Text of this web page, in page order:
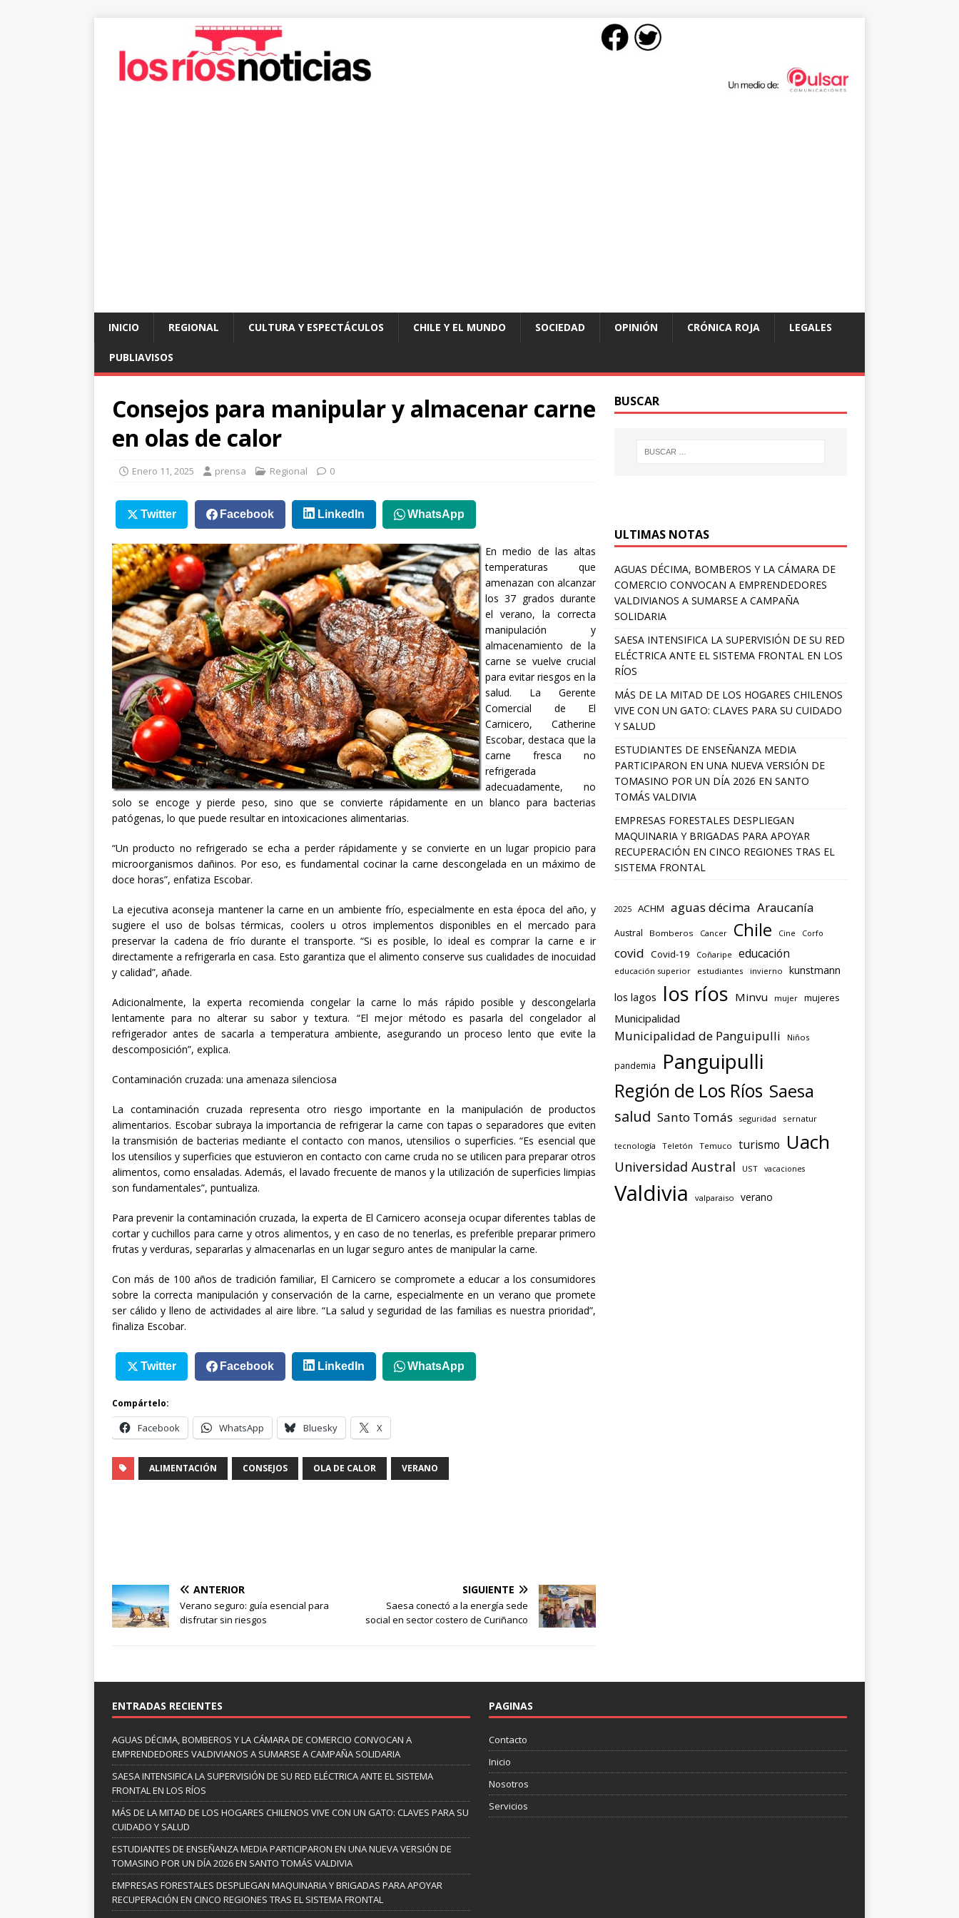
INICIO REGIONAL CULTURA Y ESPECTÁCULOS CHILE Y EL MUNDO SOCIEDAD OPINIÓN CRÓNICA ROJA LEGALES
PUBLIAVISOS
Consejos para manipular y almacenar carne
en olas de calor
Enero 11, 2025 prensa Regional 0
Twitter Facebook LinkedIn WhatsApp
En medio de las altas
temperaturas que
amenazan con alcanzar
los 37 grados durante
el verano, la correcta
manipulación y
almacenamiento de la
carne se vuelve crucial
para evitar riesgos en la
salud. La Gerente
Comercial de El
Carnicero, Catherine
Escobar, destaca que la
carne fresca no
refrigerada
adecuadamente, no
solo se encoge y pierde peso, sino que se convierte rápidamente en un blanco para bacterias
patógenas, lo que puede resultar en intoxicaciones alimentarias.
“Un producto no refrigerado se echa a perder rápidamente y se convierte en un lugar propicio para
microorganismos dañinos. Por eso, es fundamental cocinar la carne descongelada en un máximo de
doce horas”, enfatiza Escobar.
La ejecutiva aconseja mantener la carne en un ambiente frío, especialmente en esta época del año, y
sugiere el uso de bolsas térmicas, coolers u otros implementos disponibles en el mercado para
preservar la cadena de frío durante el transporte. “Si es posible, lo ideal es comprar la carne e ir
directamente a refrigerarla en casa. Esto garantiza que el alimento conserve sus cualidades de inocuidad
y calidad”, añade.
Adicionalmente, la experta recomienda congelar la carne lo más rápido posible y descongelarla
lentamente para no alterar su sabor y textura. “El mejor método es pasarla del congelador al
refrigerador antes de sacarla a temperatura ambiente, asegurando un proceso lento que evite la
descomposición”, explica.
Contaminación cruzada: una amenaza silenciosa
La contaminación cruzada representa otro riesgo importante en la manipulación de productos
alimentarios. Escobar subraya la importancia de refrigerar la carne con tapas o separadores que eviten
la transmisión de bacterias mediante el contacto con manos, utensilios o superficies. “Es esencial que
los utensilios y superficies que estuvieron en contacto con carne cruda no se utilicen para preparar otros
alimentos, como ensaladas. Además, el lavado frecuente de manos y la utilización de superficies limpias
son fundamentales”, puntualiza.
Para prevenir la contaminación cruzada, la experta de El Carnicero aconseja ocupar diferentes tablas de
cortar y cuchillos para carne y otros alimentos, y en caso de no tenerlas, es preferible preparar primero
frutas y verduras, separarlas y almacenarlas en un lugar seguro antes de manipular la carne.
Con más de 100 años de tradición familiar, El Carnicero se compromete a educar a los consumidores
sobre la correcta manipulación y conservación de la carne, especialmente en un verano que promete
ser cálido y lleno de actividades al aire libre. “La salud y seguridad de las familias es nuestra prioridad”,
finaliza Escobar.
Twitter Facebook LinkedIn WhatsApp
Compártelo:
Facebook WhatsApp Bluesky X
ALIMENTACIÓN CONSEJOS OLA DE CALOR VERANO
ANTERIOR
Verano seguro: guía esencial para
disfrutar sin riesgos
SIGUIENTE
Saesa conectó a la energía sede
social en sector costero de Curiñanco
BUSCAR
ULTIMAS NOTAS
AGUAS DÉCIMA, BOMBEROS Y LA CÁMARA DE
COMERCIO CONVOCAN A EMPRENDEDORES
VALDIVIANOS A SUMARSE A CAMPAÑA
SOLIDARIA
SAESA INTENSIFICA LA SUPERVISIÓN DE SU RED
ELÉCTRICA ANTE EL SISTEMA FRONTAL EN LOS
RÍOS
MÁS DE LA MITAD DE LOS HOGARES CHILENOS
VIVE CON UN GATO: CLAVES PARA SU CUIDADO
Y SALUD
ESTUDIANTES DE ENSEÑANZA MEDIA
PARTICIPARON EN UNA NUEVA VERSIÓN DE
TOMASINO POR UN DÍA 2026 EN SANTO
TOMÁS VALDIVIA
EMPRESAS FORESTALES DESPLIEGAN
MAQUINARIA Y BRIGADAS PARA APOYAR
RECUPERACIÓN EN CINCO REGIONES TRAS EL
SISTEMA FRONTAL
2025 ACHM aguas décima Araucanía
Austral Bomberos Cancer Chile Cine Corfo
covid Covid-19 Coñaripe educación
educación superior estudiantes invierno kunstmann
los lagos los ríos Minvu mujer mujeres
Municipalidad
Municipalidad de Panguipulli Niños
pandemia Panguipulli
Región de Los Ríos Saesa
salud Santo Tomás seguridad sernatur
tecnología Teletón Temuco turismo Uach
Universidad Austral UST vacaciones
Valdivia valparaiso verano
ENTRADAS RECIENTES
AGUAS DÉCIMA, BOMBEROS Y LA CÁMARA DE COMERCIO CONVOCAN A
EMPRENDEDORES VALDIVIANOS A SUMARSE A CAMPAÑA SOLIDARIA
SAESA INTENSIFICA LA SUPERVISIÓN DE SU RED ELÉCTRICA ANTE EL SISTEMA
FRONTAL EN LOS RÍOS
MÁS DE LA MITAD DE LOS HOGARES CHILENOS VIVE CON UN GATO: CLAVES PARA SU
CUIDADO Y SALUD
ESTUDIANTES DE ENSEÑANZA MEDIA PARTICIPARON EN UNA NUEVA VERSIÓN DE
TOMASINO POR UN DÍA 2026 EN SANTO TOMÁS VALDIVIA
EMPRESAS FORESTALES DESPLIEGAN MAQUINARIA Y BRIGADAS PARA APOYAR
RECUPERACIÓN EN CINCO REGIONES TRAS EL SISTEMA FRONTAL
PAGINAS
Contacto
Inicio
Nosotros
Servicios